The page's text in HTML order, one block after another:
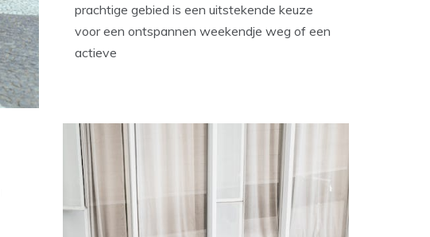
prachtige gebied is een uitstekende keuze
voor een ontspannen weekendje weg of een
actieve